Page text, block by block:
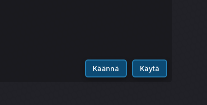
Käännä Käytä